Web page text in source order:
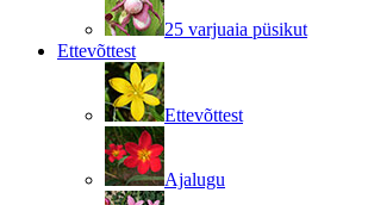
25 varjuaia püsikut
Ettevõttest
Ettevõttest
Ajalugu